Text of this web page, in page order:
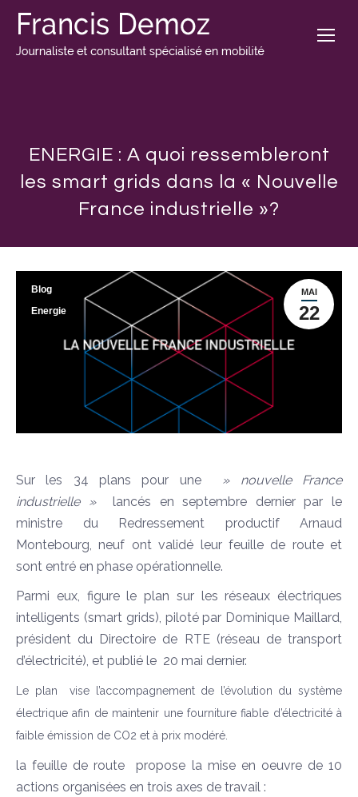
ENERGIE : A quoi ressembleront
les smart grids dans la « Nouvelle
France industrielle »?
MAI
22
Blog
Energie
Sur les 34 plans pour une» nouvelle France
industrielle » lancés en septembre dernier par le
ministre du Redressement productif Arnaud
Montebourg, neuf ont validé leur feuille de route et
sont entré en phase opérationnelle.
Parmi eux, figure le plan sur les réseaux électriques
intelligents (smart grids), piloté par Dominique Maillard,
président du Directoire de RTE (réseau de transport
d’électricité), et publié le 20 mai dernier.
Le plan vise l’accompagnement de l’évolution du système
électrique afin de maintenir une fourniture fiable d’électricité à
faible émission de CO2 et à prix modéré.
la feuille de route propose la mise en oeuvre de 10
actions organisées en trois axes de travail :